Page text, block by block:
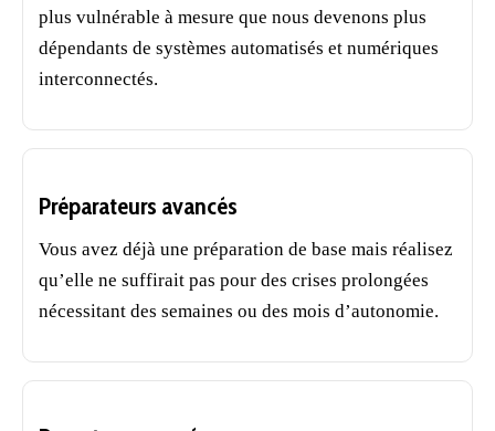
plus vulnérable à mesure que nous devenons plus
dépendants de systèmes automatisés et numériques
interconnectés.
Préparateurs avancés
Vous avez déjà une préparation de base mais réalisez
qu’elle ne suffirait pas pour des crises prolongées
nécessitant des semaines ou des mois d’autonomie.